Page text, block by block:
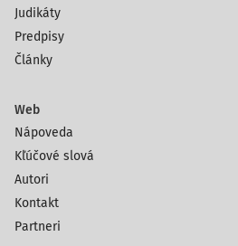
Judikáty
Predpisy
Články
Web
Nápoveda
Kľúčové slová
Autori
Kontakt
Partneri